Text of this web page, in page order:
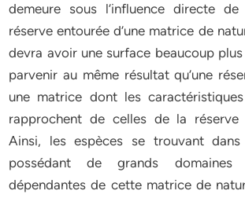
demeure sous l’influence directe
réserve entourée d’une matrice de
devra avoir une surface beaucoup
parvenir au même résultat qu’une
une matrice dont les
rapprochent de celles de la réserve
Ainsi, les espèces se trouvant
possédant de grands domaines
dépendantes de cette matrice de